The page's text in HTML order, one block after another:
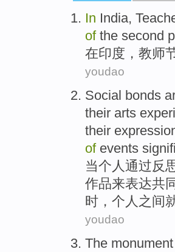
In India,
ofthe second
在印度，教师
youdao
Social bonds
their arts
their
ofevents
当个人通过反
作品来表达共
时，个人之间
youdao
The monument